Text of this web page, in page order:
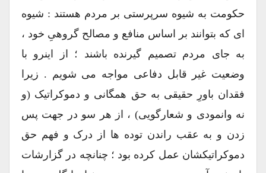
حکومت به شیوه سرپرستی بر مردم هستند : شیوه
ای که بتوانند بر اساس منافع و مصالح گروهیِ خود ،
به جای مردم تصمیم گیرنده باشند ؛ از اینرو با
وضعیت غیر قابل دفاعی مواجه می شویم . زیرا
فقدان باورِ حقیقی به حق همگانی و دموکراتیک (و
نه وانمودی و شعارگویی) ، از هر سو در جهت پس
زدن و به عقب راندن توده ها از درک و فهم حق
دموکراتیکشان عمل کرده بود ؛ چنانچه در گزارشات